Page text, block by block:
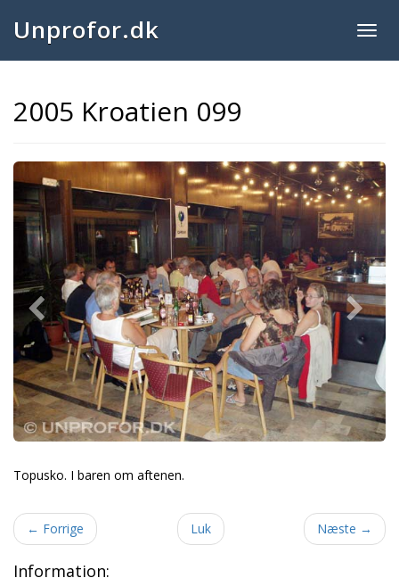
Unprofor.dk
2005 Kroatien 099
Previous Next
Topusko. I baren om aftenen.
← Forrige Luk Næste →
Information: